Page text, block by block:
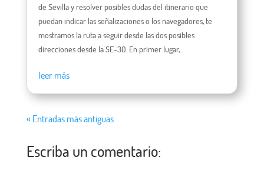
de Sevilla y resolver posibles dudas del itinerario que
puedan indicar las señalizaciones o los navegadores, te
mostramos la ruta a seguir desde las dos posibles
direcciones desde la SE-30. En primer lugar,...
leer más
« Entradas más antiguas
Escriba un comentario: